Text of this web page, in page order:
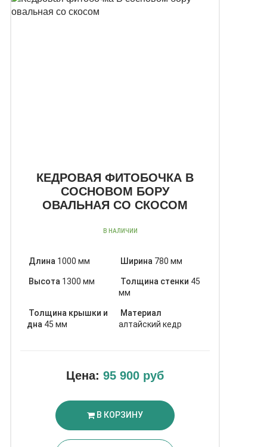
КЕДРОВАЯ ФИТОБОЧКА В
СОСНОВОМ БОРУ
ОВАЛЬНАЯ СО СКОСОМ
В НАЛИЧИИ
Длина 1000 мм Ширина 780 мм
Высота 1300 мм Толщина стенки 45
мм
Толщина крышки и
дна 45 мм
Материал
алтайский кедр
Цена: 95 900 руб
В КОРЗИНУ